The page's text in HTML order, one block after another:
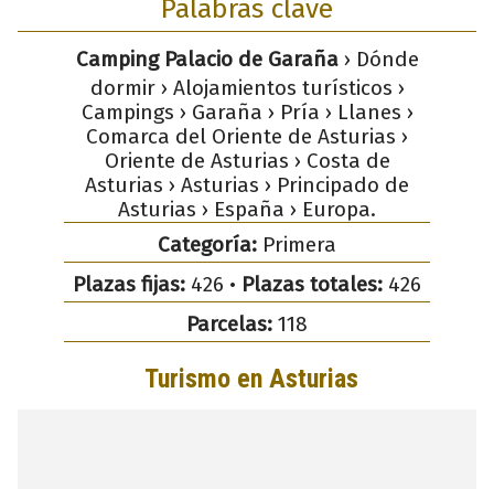
Palabras clave
Camping Palacio de Garaña› Dónde
dormir › Alojamientos turísticos ›
Campings › Garaña › Pría › Llanes ›
Comarca del Oriente de Asturias ›
Oriente de Asturias › Costa de
Asturias › Asturias › Principado de
Asturias › España › Europa.
Categoría: Primera
Plazas fijas: 426 • Plazas totales: 426
Parcelas: 118